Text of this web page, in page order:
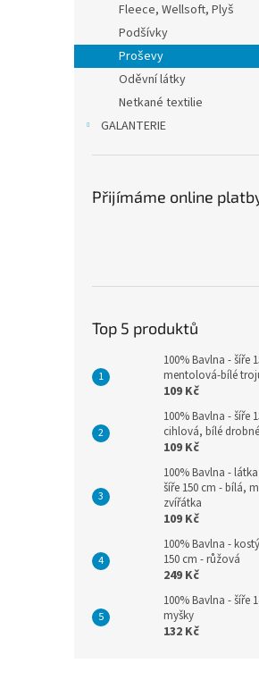
Fleece, Wellsoft, Plyš
Podšívky
Proševy
Oděvní látky
Netkané textilie
GALANTERIE
Přijímáme online
Top 5 produktů
100% Bavlna - šíře
mentolová-bílé
109 Kč
100% Bavlna - šíře
cihlová, bílé
109 Kč
100% Bavlna -
šíře 150 cm - bílá,
zvířátka
109 Kč
100% Bavlna -
150 cm - růžová
249 Kč
100% Bavlna - šíře
myšky
132 Kč